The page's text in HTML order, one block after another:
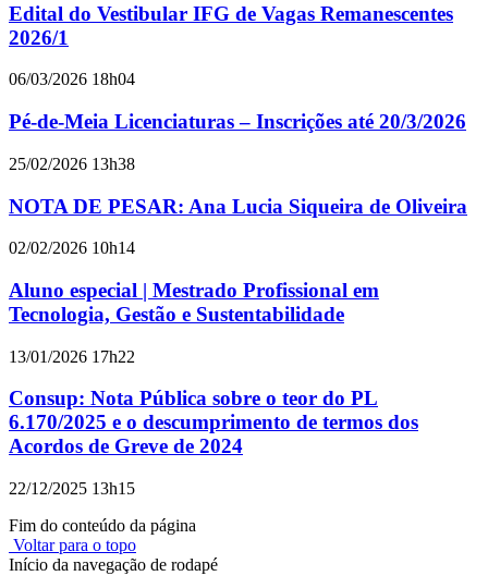
Edital do Vestibular IFG de Vagas Remanescentes
2026/1
06/03/2026 18h04
Pé-de-Meia Licenciaturas – Inscrições até 20/3/2026
25/02/2026 13h38
NOTA DE PESAR: Ana Lucia Siqueira de Oliveira
02/02/2026 10h14
Aluno especial | Mestrado Profissional em
Tecnologia, Gestão e Sustentabilidade
13/01/2026 17h22
Consup: Nota Pública sobre o teor do PL
6.170/2025 e o descumprimento de termos dos
Acordos de Greve de 2024
22/12/2025 13h15
Fim do conteúdo da página
Voltar para o topo
Início da navegação de rodapé